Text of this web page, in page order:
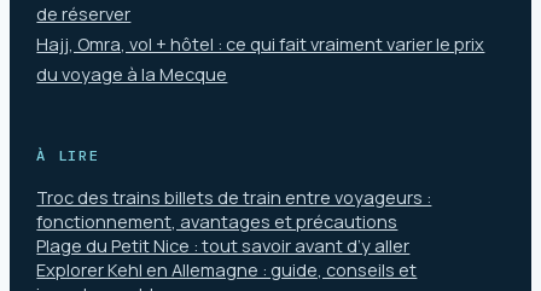
de réserver
Hajj, Omra, vol + hôtel : ce qui fait vraiment varier le prix
du voyage à la Mecque
À LIRE
Troc des trains billets de train entre voyageurs :
fonctionnement, avantages et précautions
Plage du Petit Nice : tout savoir avant d’y aller
Explorer Kehl en Allemagne : guide, conseils et